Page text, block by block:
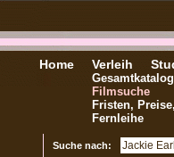
Home Verleih
Gesamtkatalog
Filmsuche
Fristen,
Fernleihe
Suche nach: